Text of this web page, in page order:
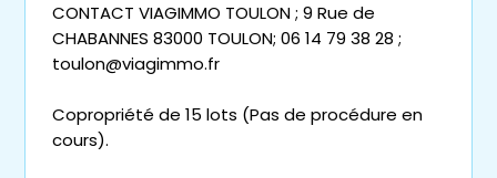
CONTACT VIAGIMMO TOULON ; 9 Rue de
CHABANNES 83000 TOULON; 06 14 79 38 28 ;
toulon@viagimmo.fr
Copropriété de 15 lots (Pas de procédure en
cours).